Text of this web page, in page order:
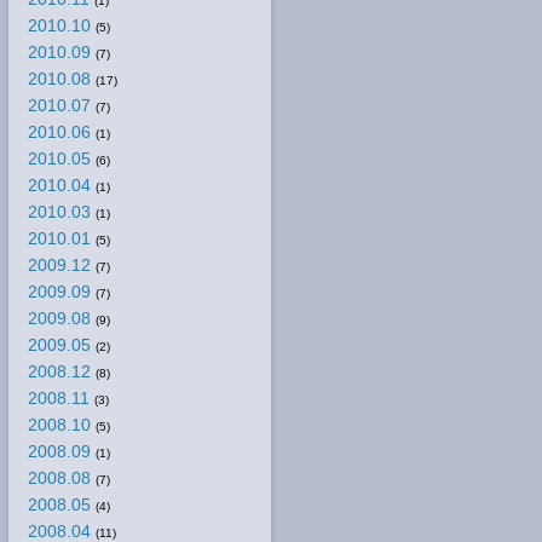
2010.10 (5)
2010.09 (7)
2010.08 (17)
2010.07 (7)
2010.06 (1)
2010.05 (6)
2010.04 (1)
2010.03 (1)
2010.01 (5)
2009.12 (7)
2009.09 (7)
2009.08 (9)
2009.05 (2)
2008.12 (8)
2008.11 (3)
2008.10 (5)
2008.09 (1)
2008.08 (7)
2008.05 (4)
2008.04 (11)